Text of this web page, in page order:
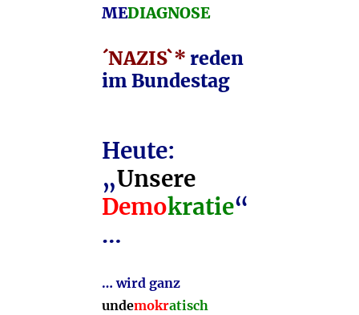
MEDIAGNOSE
´NAZIS`* reden
im Bundestag
Heute:
„Unsere
Demokratie“
…
… wird ganz
undemokratisch